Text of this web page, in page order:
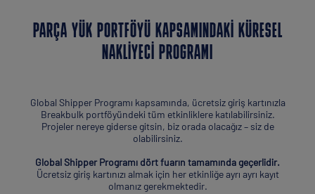
PARÇA YÜK PORTFÖYÜ KAPSAMINDAKI KÜRESEL
NAKLIYECI PROGRAMI
Global Shipper Programı kapsamında, ücretsiz giriş kartınızla
Breakbulk portföyündeki tüm etkinliklere katılabilirsiniz.
Projeler nereye giderse gitsin, biz orada olacağız – siz de
olabilirsiniz.
Global Shipper Programı dört fuarın tamamında geçerlidir.
Ücretsiz giriş kartınızı almak için her etkinliğe ayrı ayrı kayıt
olmanız gerekmektedir.